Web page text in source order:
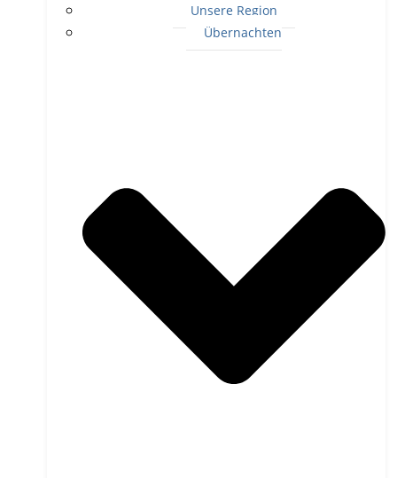
Unsere Region
Übernachten